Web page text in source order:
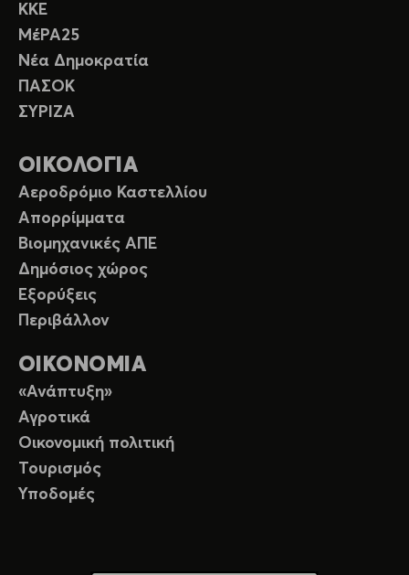
ΚΚΕ
ΜέΡΑ25
Νέα Δημοκρατία
ΠΑΣΟΚ
ΣΥΡΙΖΑ
ΟΙΚΟΛΟΓΙΑ
Αεροδρόμιο Καστελλίου
Απορρίμματα
Βιομηχανικές ΑΠΕ
Δημόσιος χώρος
Εξορύξεις
Περιβάλλον
ΟΙΚΟΝΟΜΙΑ
«Ανάπτυξη»
Αγροτικά
Οικονομική πολιτική
Τουρισμός
Υποδομές